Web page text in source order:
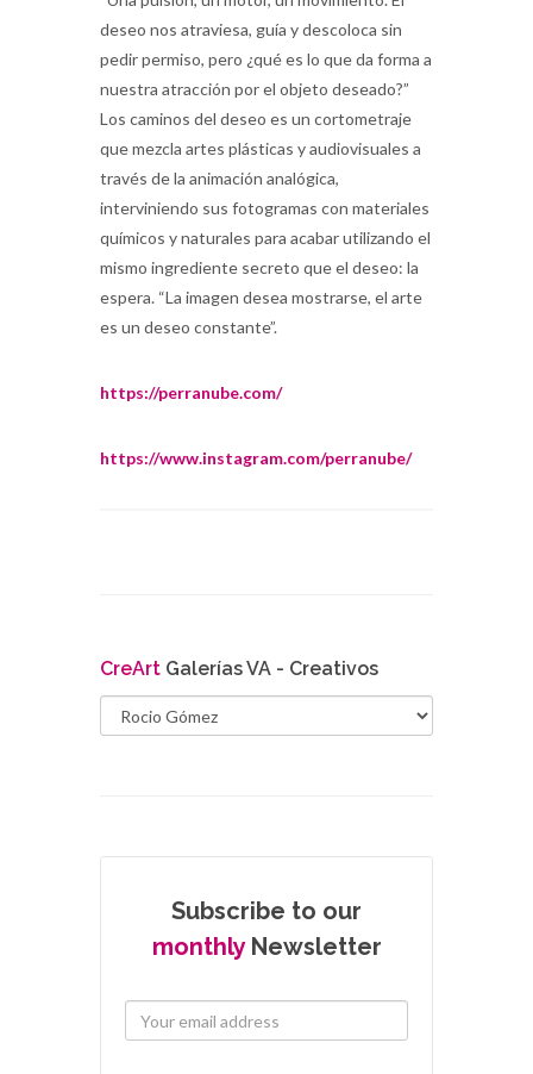
deseo nos atraviesa, guía y descoloca sin
pedir permiso, pero ¿qué es lo que da forma a
nuestra atracción por el objeto deseado?”
Los caminos del deseo es un cortometraje
que mezcla artes plásticas y audiovisuales a
través de la animación analógica,
interviniendo sus fotogramas con materiales
químicos y naturales para acabar utilizando el
mismo ingrediente secreto que el deseo: la
espera. “La imagen desea mostrarse, el arte
es un deseo constante”.
https://perranube.com/
https://www.instagram.com/perranube/
CreArt Galerías VA - Creativos
Subscribe to our
monthlyNewsletter